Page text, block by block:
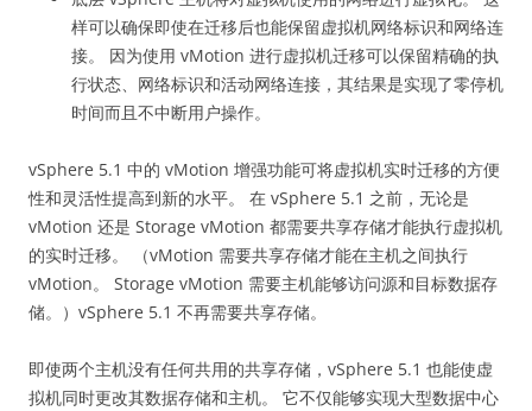
样可以确保即使在迁移后也能保留虚拟机网络标识和网络连
接。 因为使用 vMotion 进行虚拟机迁移可以保留精确的执
行状态、网络标识和活动网络连接，其结果是实现了零停机
时间而且不中断用户操作。
vSphere 5.1 中的 vMotion 增强功能可将虚拟机实时迁移的方便
性和灵活性提高到新的水平。 在 vSphere 5.1 之前，无论是
vMotion 还是 Storage vMotion 都需要共享存储才能执行虚拟机
的实时迁移。 （vMotion 需要共享存储才能在主机之间执行
vMotion。 Storage vMotion 需要主机能够访问源和目标数据存
储。）vSphere 5.1 不再需要共享存储。
即使两个主机没有任何共用的共享存储，vSphere 5.1 也能使虚
拟机同时更改其数据存储和主机。 它不仅能够实现大型数据中心